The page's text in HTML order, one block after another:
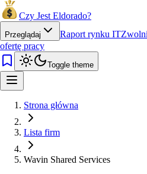
Czy Jest Eldorado?
Przeglądaj Raport rynku IT
ofertę pracy
Toggle theme
Strona główna
Lista firm
Wavin Shared Services